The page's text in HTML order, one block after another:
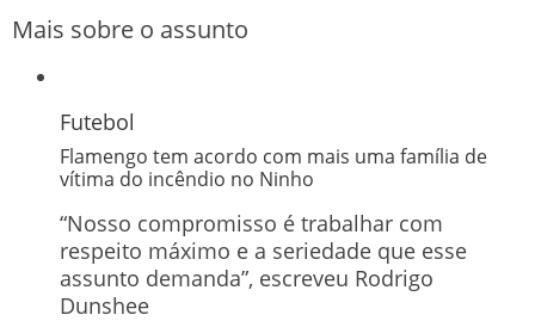
Mais sobre o assunto
Futebol
Flamengo tem acordo com mais uma família de
vítima do incêndio no Ninho
“Nosso compromisso é trabalhar com
respeito máximo e a seriedade que esse
assunto demanda”, escreveu Rodrigo
Dunshee